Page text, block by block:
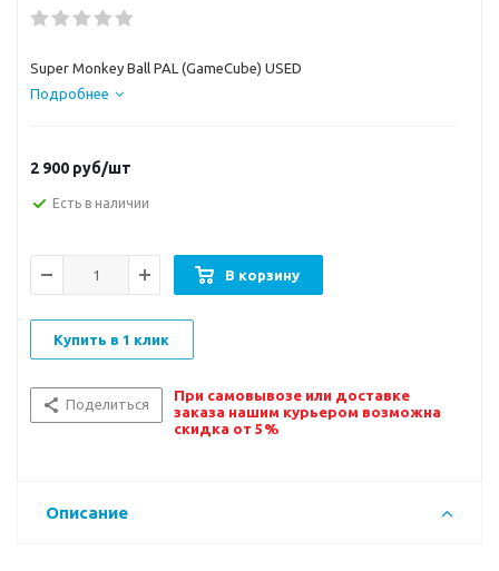
Super Monkey Ball PAL (GameCube) USED
Подробнее
2 900 руб/шт
Есть в наличии
В корзину
Купить в 1 клик
Поделиться
При самовывозе или доставке
заказа нашим курьером возможна
скидка от 5%
Описание